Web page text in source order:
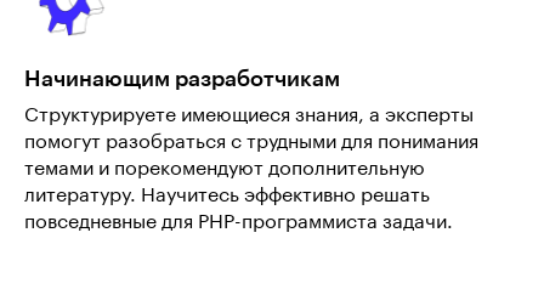
Начинающим разработчикам
Структурируете имеющиеся знания, а эксперты
помогут разобраться с трудными для понимания
темами и порекомендуют дополнительную
литературу. Научитесь эффективно решать
повседневные для PHP-программиста задачи.